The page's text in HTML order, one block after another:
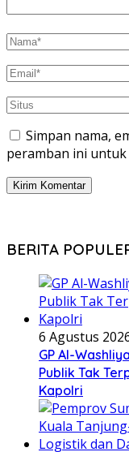
Simpan nama,
peramban ini
BERITA
6 Agustus
GP Al-
Publik Tak
Kapolri